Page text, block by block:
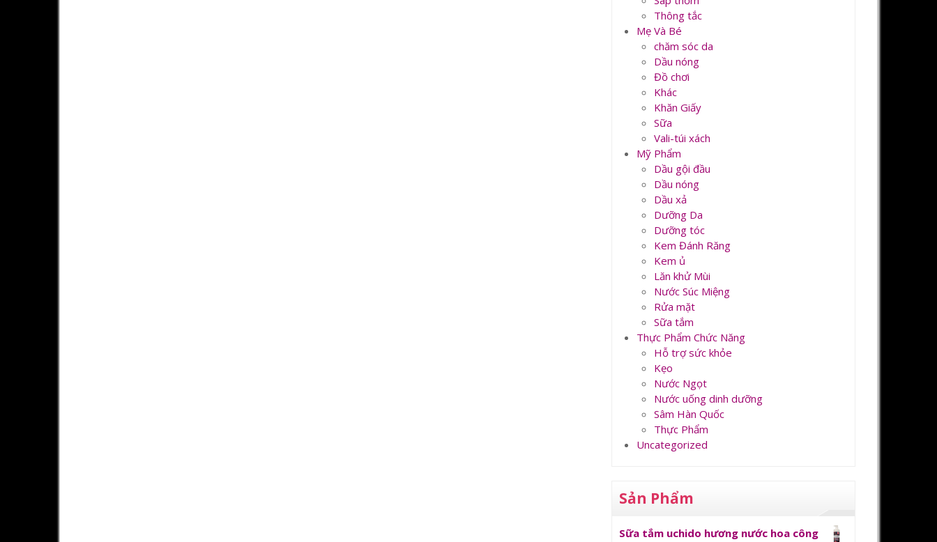
Thông tắc
Mẹ Và Bé
chăm sóc da
Dầu nóng
Đồ chơi
Khác
Khăn Giấy
Sữa
Vali-túi xách
Mỹ Phẩm
Dầu gội đầu
Dầu nóng
Dầu xả
Dưỡng Da
Dưỡng tóc
Kem Đánh Răng
Kem ủ
Lăn khử Mùi
Nước Súc Miệng
Rửa mặt
Sữa tắm
Thực Phẩm Chức Năng
Hỗ trợ sức khỏe
Kẹo
Nước Ngọt
Nước uống dinh dưỡng
Sâm Hàn Quốc
Thực Phẩm
Uncategorized
Sản Phẩm
Sữa tắm uchido hương nước hoa công